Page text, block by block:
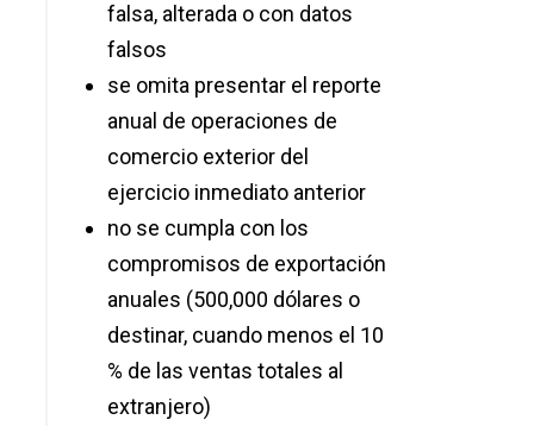
falsa, alterada o con datos
falsos
se omita presentar el reporte
anual de operaciones de
comercio exterior del
ejercicio inmediato anterior
no se cumpla con los
compromisos de exportación
anuales (500,000 dólares o
destinar, cuando menos el 10
% de las ventas totales al
extranjero)